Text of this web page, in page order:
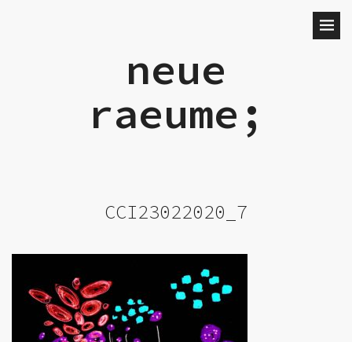
neue
raeume;
CCI23022020_7